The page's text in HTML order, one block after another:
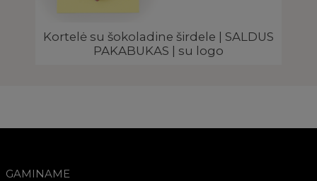
Kortelė su šokoladine širdele | SALDUS
PAKABUKAS | su logo
GAMINAME